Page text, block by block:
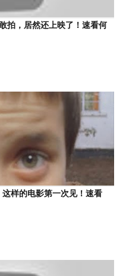
拍，居然还上映了！速看何
这样的电影第一次见！速看